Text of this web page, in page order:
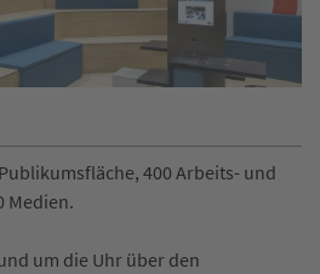
400 Arbeits- und
Medien.
um die Uhr über den